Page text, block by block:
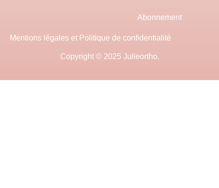
Abonnement
Mentions légales et Politique de confidentialité
Copyright © 2025 Julieortho.